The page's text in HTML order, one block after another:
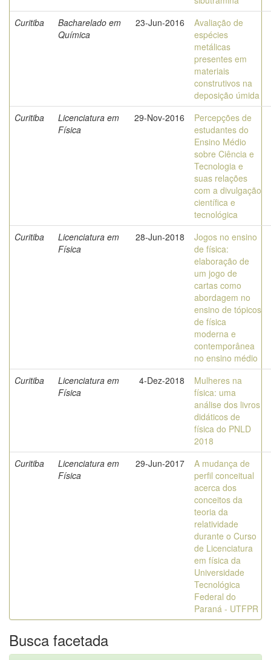
Curitiba
Bacharelado em
Química
23-Jun-2016
Avaliação de
espécies
metálicas
presentes em
materiais
construtivos na
deposição úmida
Curitiba
Licenciatura em
Física
29-Nov-2016
Percepções de
estudantes do
Ensino Médio
sobre Ciência e
Tecnologia e
suas relações
com a divulgação
científica e
tecnológica
Curitiba
Licenciatura em
Física
28-Jun-2018
Jogos no ensino
de física:
elaboração de
um jogo de
cartas como
abordagem no
ensino de tópicos
de física
moderna e
contemporânea
no ensino médio
Curitiba
Licenciatura em
Física
4-Dez-2018
Mulheres na
física: uma
análise dos livros
didáticos de
física do PNLD
2018
Curitiba
Licenciatura em
Física
29-Jun-2017
A mudança de
perfil conceitual
acerca dos
conceitos da
teoria da
relatividade
durante o Curso
de Licenciatura
em física da
Universidade
Tecnológica
Federal do
Paraná - UTFPR
Busca facetada